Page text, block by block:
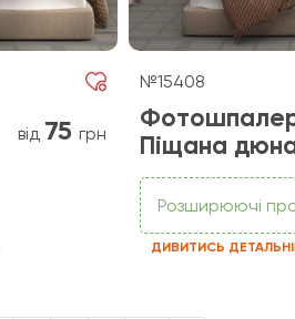
від 75 грн
№15408
Піщана
Розширюючі
ДИВИТИСЬ